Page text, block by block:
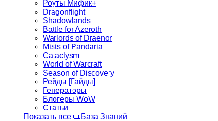
Роуты Мифик+
Dragonflight
Shadowlands
Battle for Azeroth
Warlords of Draenor
Mists of Pandaria
Cataclysm
World of Warcraft
Season of Discovery
Рейды [Гайды]
Генераторы
Блогеры WoW
Статьи
Показать все 📜База Знаний